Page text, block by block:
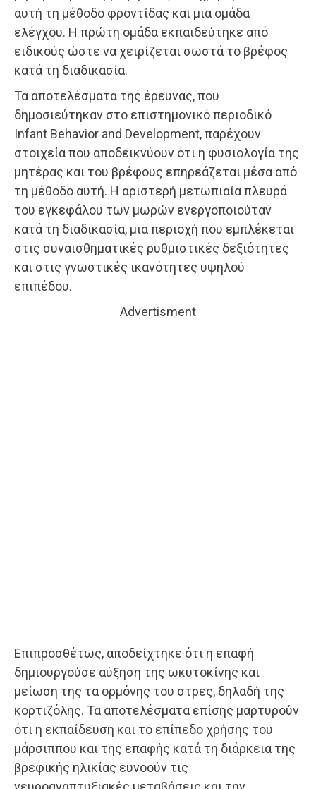
αυτή τη μέθοδο φροντίδας και μια ομάδα
ελέγχου. Η πρώτη ομάδα εκπαιδεύτηκε από
ειδικούς ώστε να χειρίζεται σωστά το βρέφος
κατά τη διαδικασία.
Τα αποτελέσματα της έρευνας, που
δημοσιεύτηκαν στο επιστημονικό περιοδικό
Infant Behavior and Development, παρέχουν
στοιχεία που αποδεικνύουν ότι η φυσιολογία της
μητέρας και του βρέφους επηρεάζεται μέσα από
τη μέθοδο αυτή. Η αριστερή μετωπιαία πλευρά
του εγκεφάλου των μωρών ενεργοποιούταν
κατά τη διαδικασία, μια περιοχή που εμπλέκεται
στις συναισθηματικές ρυθμιστικές δεξιότητες
και στις γνωστικές ικανότητες υψηλού
επιπέδου.
Advertisment
Επιπροσθέτως, αποδείχτηκε ότι η επαφή
δημιουργούσε αύξηση της ωκυτοκίνης και
μείωση της τα ορμόνης του στρες, δηλαδή της
κορτιζόλης. Τα αποτελέσματα επίσης μαρτυρούν
ότι η εκπαίδευση και το επίπεδο χρήσης του
μάρσιππου και της επαφής κατά τη διάρκεια της
βρεφικής ηλικίας ευνοούν τις